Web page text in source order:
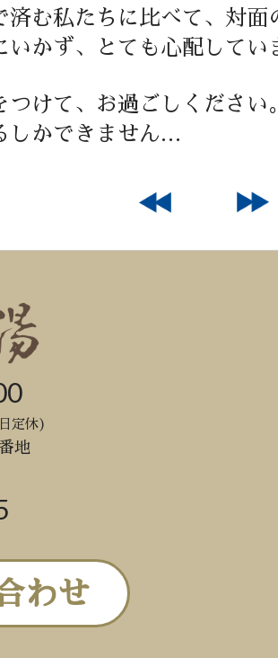
済む私たちに比べて、対面
かず、とても心配してい
けて、お過ごしください。
しかできません…
定休)
地
わせ